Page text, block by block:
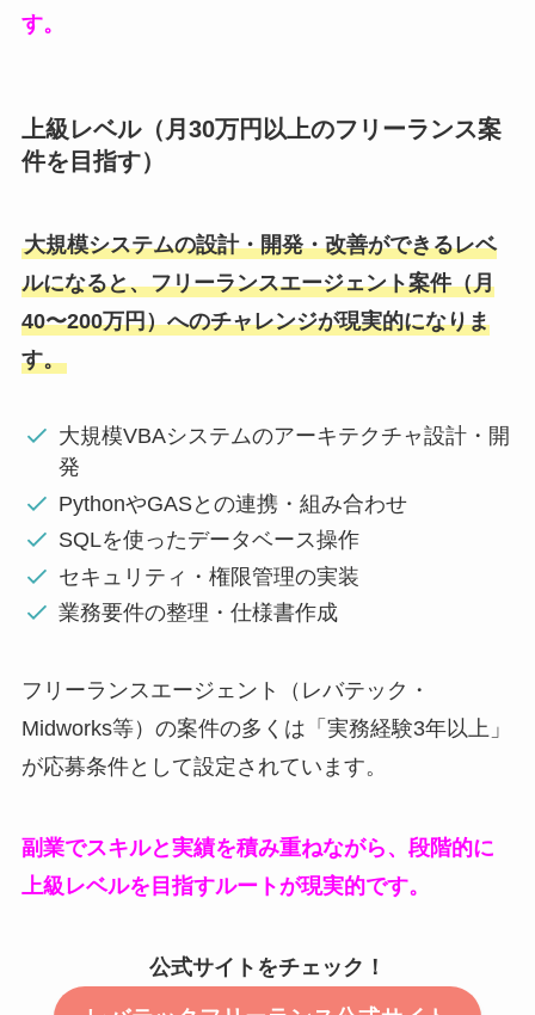
す。
上級レベル（月30万円以上のフリーランス案
件を目指す）
大規模システムの設計・開発・改善ができるレベ
ルになると、フリーランスエージェント案件（月
40〜200万円）へのチャレンジが現実的になりま
す。
大規模VBAシステムのアーキテクチャ設計・開
発
PythonやGASとの連携・組み合わせ
SQLを使ったデータベース操作
セキュリティ・権限管理の実装
業務要件の整理・仕様書作成
フリーランスエージェント（レバテック・
Midworks等）の案件の多くは「実務経験3年以上」
が応募条件として設定されています。
副業でスキルと実績を積み重ねながら、段階的に
上級レベルを目指すルートが現実的です。
公式サイトをチェック！